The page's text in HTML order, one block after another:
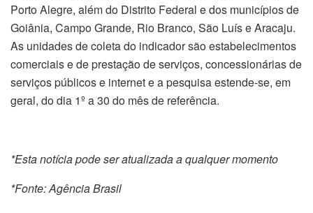
Porto Alegre, além do Distrito Federal e dos municípios de
Goiânia, Campo Grande, Rio Branco, São Luís e Aracaju.
As unidades de coleta do indicador são estabelecimentos
comerciais e de prestação de serviços, concessionárias de
serviços públicos e internet e a pesquisa estende-se, em
geral, do dia 1º a 30 do mês de referência.
*Esta notícia pode ser atualizada a qualquer momento
*Fonte: Agência Brasil